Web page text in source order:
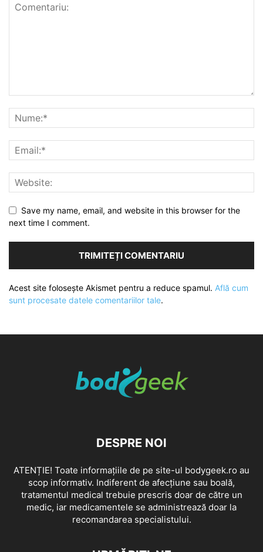
Save my name, email, and website in this browser for the
next time I comment.
Acest site folosește Akismet pentru a reduce spamul. Află cum
sunt procesate datele comentariilor tale.
DESPRE NOI
ATENȚIE! Toate informațiile de pe site-ul bodygeek.ro au
scop informativ. Indiferent de afecțiune sau boală,
tratamentul medical trebuie prescris doar de către un
medic, iar medicamentele se administrează doar la
recomandarea specialistului.